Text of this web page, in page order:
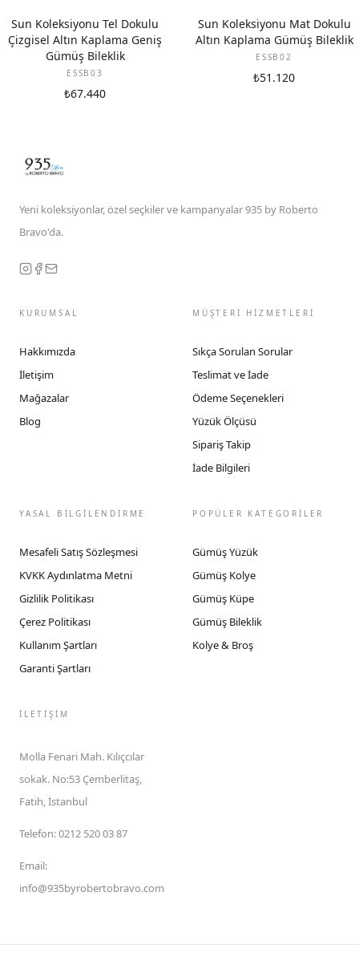
Sun Koleksiyonu Tel Dokulu
Çizgisel Altın Kaplama Geniş
Gümüş Bileklik
ESSB03
₺67.440
Sun Koleksiyonu Mat Dokulu
Altın Kaplama Gümüş Bileklik
ESSB02
₺51.120
Yeni koleksiyonlar, özel seçkiler ve kampanyalar 935 by Roberto
Bravo'da.
KURUMSAL
Hakkımızda
İletişim
Mağazalar
Blog
MÜŞTERİ HİZMETLERİ
Sıkça Sorulan Sorular
Teslimat ve İade
Ödeme Seçenekleri
Yüzük Ölçüsü
Sipariş Takip
İade Bilgileri
YASAL BİLGİLENDİRME
Mesafeli Satış Sözleşmesi
KVKK Aydınlatma Metni
Gizlilik Politikası
Çerez Politikası
Kullanım Şartları
Garanti Şartları
POPÜLER KATEGORİLER
Gümüş Yüzük
Gümüş Kolye
Gümüş Küpe
Gümüş Bileklik
Kolye & Broş
İLETIŞIM
Molla Fenari Mah. Kılıçcılar
sokak. No:53 Çemberlitaş,
Fatih, İstanbul
Telefon:0212 520 03 87
Email:
info@935byrobertobravo.com